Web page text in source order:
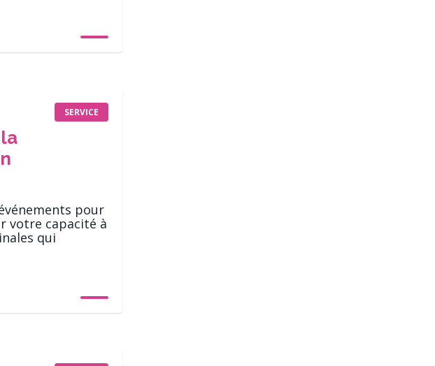
SERVICE
pour
votre capacité à
qui